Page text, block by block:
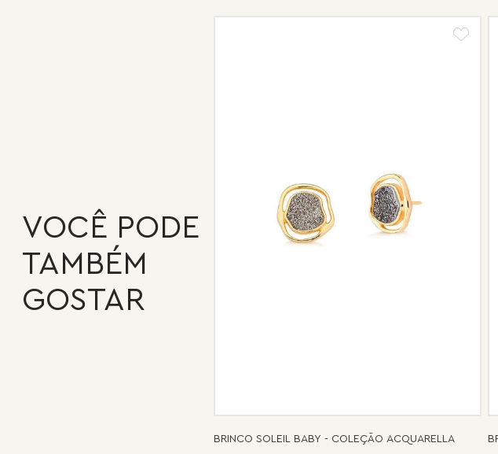
VOCÊ PODE
TAMBÉM
GOSTAR
BRINCO SOLEIL BABY - COLEÇÃO ACQUARELLA